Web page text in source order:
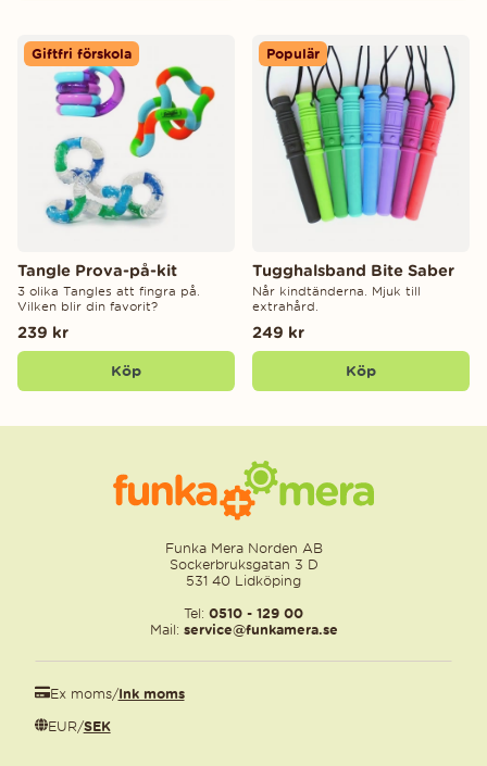
Giftfri förskola
Tangle Prova-på-kit
3 olika Tangles att fingra på.
Vilken blir din favorit?
239 kr
Köp
Populär
Tugghalsband Bite Saber
Når kindtänderna. Mjuk till
extrahård.
249 kr
Köp
Funka Mera Norden AB
Sockerbruksgatan 3 D
531 40 Lidköping
Tel: 0510 - 129 00
Mail: service@funkamera.se
Ex moms/Ink moms
EUR/SEK